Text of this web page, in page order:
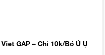
GAP – Chỉ 10k/Bó Ú Ụ